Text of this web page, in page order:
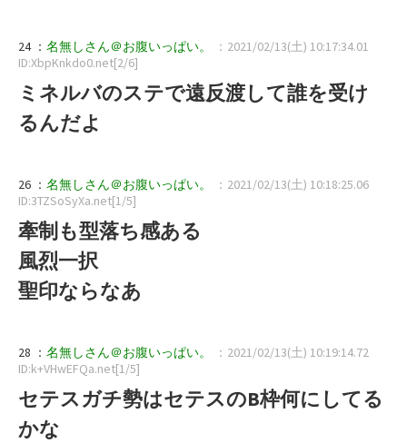
24 ： 名無しさん＠お腹いっぱい。
：2021/02/13(土) 10:17:34.01
ID:XbpKnkdo0.net[2/6]
ミネルバのステで遠反渡して誰を受け
るんだよ
26 ： 名無しさん＠お腹いっぱい。
：2021/02/13(土) 10:18:25.06
ID:3TZSoSyXa.net[1/5]
牽制も型落ち感ある
風烈一択
聖印ならなあ
28 ： 名無しさん＠お腹いっぱい。
：2021/02/13(土) 10:19:14.72
ID:k+VHwEFQa.net[1/5]
セテスガチ勢はセテスのB枠何にしてる
かな